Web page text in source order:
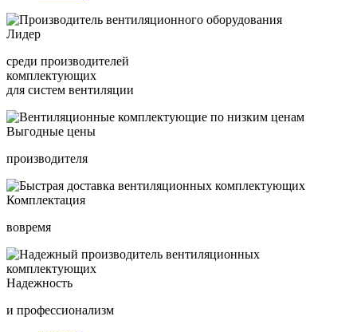
Лидер
среди производителей
комплектующих
для систем вентиляции
Выгодные цены
производителя
Комплектация
вовремя
Надежность
и профессионализм